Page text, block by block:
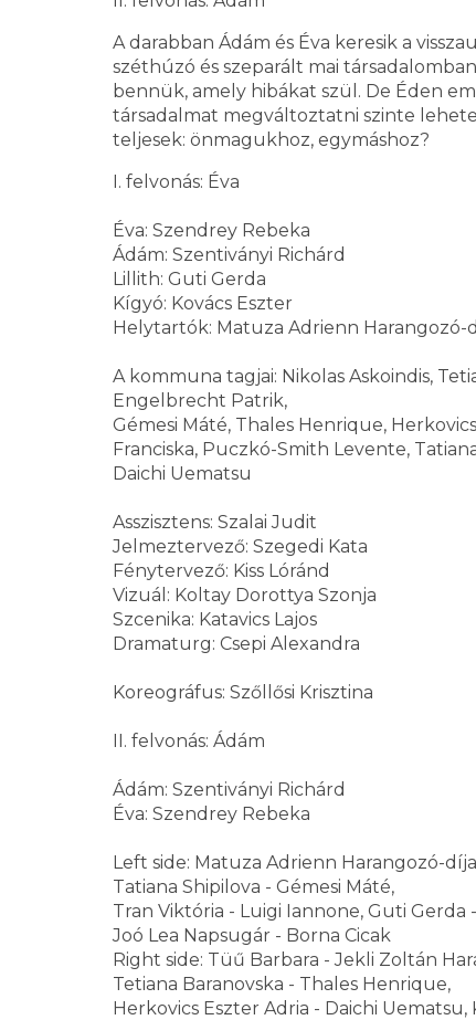
A darabban Ádám és Éva keresik a
széthúzó és szeparált mai
bennük, amely hibákat szül. De Éden
társadalmat megváltoztatni szinte
teljesek: önmagukhoz, egymáshoz?
I. felvonás: Éva
Éva: Szendrey Rebeka
Ádám: Szentiványi Richárd
Lillith: Guti Gerda
Kígyó: Kovács Eszter
Helytartók: Matuza Adrienn Harangozó-
A kommuna tagjai: Nikolas Askoindis,
Engelbrecht Patrik,
Gémesi Máté, Thales Henrique,
Franciska, Puczkó-Smith Levente,
Daichi Uematsu
Asszisztens: Szalai Judit
Jelmeztervező: Szegedi Kata
Fénytervező: Kiss Lóránd
Vizuál: Koltay Dorottya Szonja
Szcenika: Katavics Lajos
Dramaturg: Csepi Alexandra
Koreográfus: Szőllősi Krisztina
II. felvonás: Ádám
Ádám: Szentiványi Richárd
Éva: Szendrey Rebeka
Left side: Matuza Adrienn Harangozó-
Tatiana Shipilova - Gémesi Máté,
Tran Viktória - Luigi Iannone, Guti Gerda
Joó Lea Napsugár - Borna Cicak
Right side: Tüű Barbara - Jekli Zoltán
Tetiana Baranovska - Thales Henrique,
Herkovics Eszter Adria - Daichi